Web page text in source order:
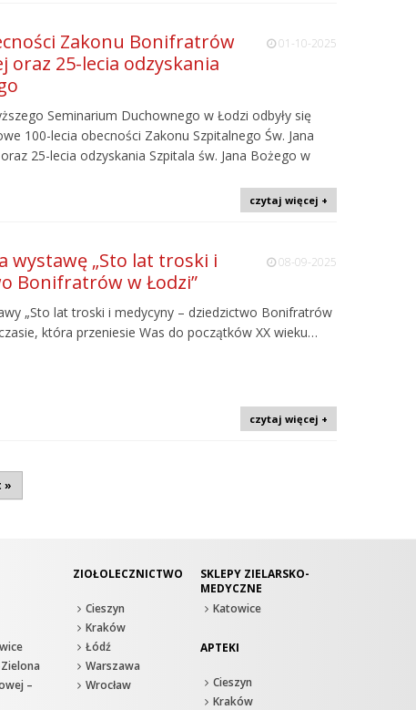
01-10-2025
Zakonu Bonifratrów
oraz 25-lecia odzyskania
Seminarium Duchownego w Łodzi odbyły się
100-lecia obecności Zakonu Szpitalnego Św. Jana
25-lecia odzyskania Szpitala św. Jana Bożego w
czytaj więcej +
08-09-2025
wystawę „Sto lat troski i
Bonifratrów w Łodzi”
„Sto lat troski i medycyny – dziedzictwo Bonifratrów
która przeniesie Was do początków XX wieku…
czytaj więcej +
»
–
ZIOŁOLECZNICTWO
Cieszyn
Kraków
Łódź
Warszawa
Wrocław
SKLEPY ZIELARSKO-
MEDYCZNE
Katowice
APTEKI
Cieszyn
Kraków